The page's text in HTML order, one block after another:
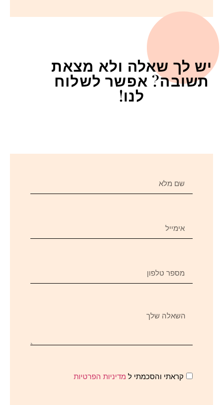
יש לך שאלה ולא מצאת
תשובה? אפשר לשלוח
לנו!
קראתי והסכמתי ל מדיניות הפרטיות